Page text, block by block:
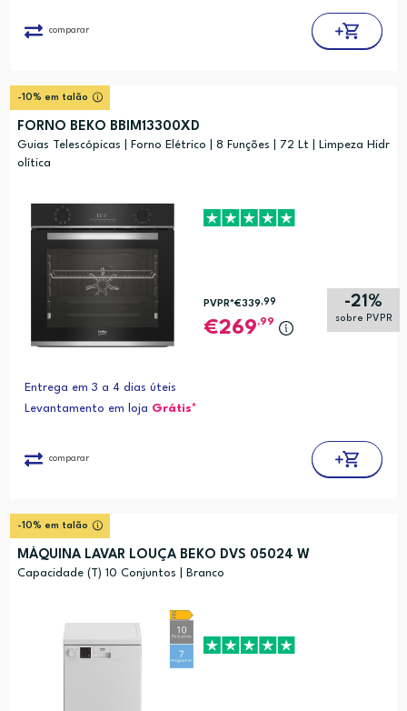
comparar
-10% em talão
FORNO BEKO BBIM13300XD
Guias Telescópicas | Forno Elétrico | 8 Funções | 72 Lt | Limpeza Hidr
olítica
-21%
sobre PVPR
PVPR*€339 ,99
269,99
Entrega em 3 a 4 dias úteis
Levantamento em loja Grátis*
comparar
-10% em talão
MÁQUINA LAVAR LOUÇA BEKO DVS 05024 W
Capacidade (T) 10 Conjuntos | Branco